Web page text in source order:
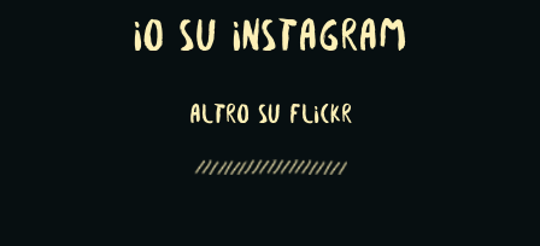
Io su Instagram
altro su Flickr